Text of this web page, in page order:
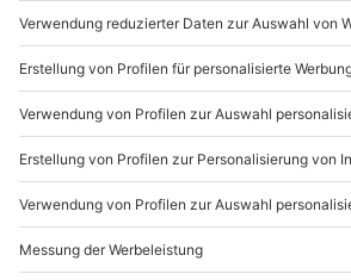
www.b2b.mydays.de/
Artikelnummer:17557
Andere Produkte entdecken